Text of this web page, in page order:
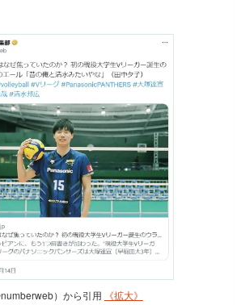
）から引用 《拡大》